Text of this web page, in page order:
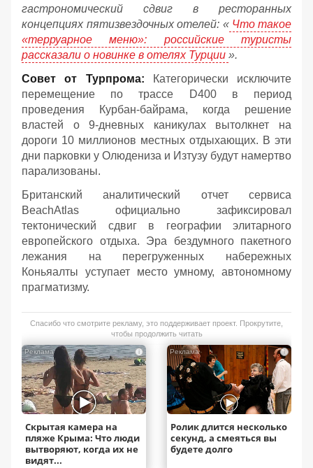
гастрономический сдвиг в ресторанных
концепциях пятизвездочных отелей: « Что такое
«терруарное меню»: российские туристы
рассказали о новинке в отелях Турции ».
Совет от Турпрома: Категорически исключите
перемещение по трассе D400 в период
проведения Курбан-байрама, когда решение
властей о 9-дневных каникулах вытолкнет на
дороги 10 миллионов местных отдыхающих. В эти
дни парковки у Олюдениза и Изтузу будут намертво
парализованы.
Британский аналитический отчет сервиса
BeachAtlas официально зафиксировал
тектонический сдвиг в географии элитарного
европейского отдыха. Эра бездумного пакетного
лежания на перегруженных набережных
Коньяалты уступает место умному, автономному
прагматизму.
Спасибо что смотрите рекламу, это поддерживает проект. Прокрутите,
чтобы продолжить читать
i
Скрытая камера на
пляже Крыма: Что люди
вытворяют, когда их не
видят...
i
Ролик длится несколько
секунд, а смеяться вы
будете долго